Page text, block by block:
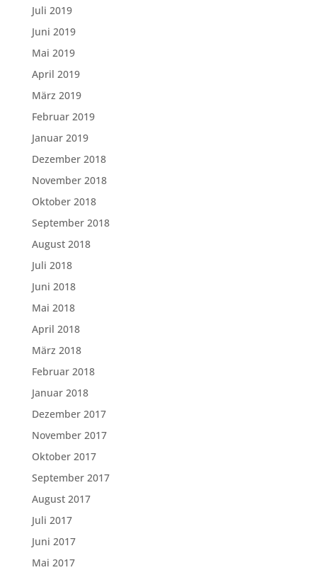
Juli 2019
Juni 2019
Mai 2019
April 2019
März 2019
Februar 2019
Januar 2019
Dezember 2018
November 2018
Oktober 2018
September 2018
August 2018
Juli 2018
Juni 2018
Mai 2018
April 2018
März 2018
Februar 2018
Januar 2018
Dezember 2017
November 2017
Oktober 2017
September 2017
August 2017
Juli 2017
Juni 2017
Mai 2017